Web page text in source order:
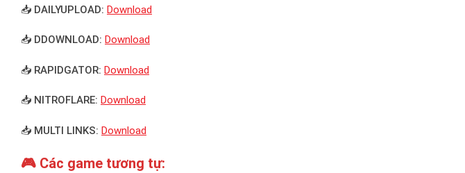
📥 DAILYUPLOAD: Download
📥 DDOWNLOAD: Download
📥 RAPIDGATOR: Download
📥 NITROFLARE: Download
📥 MULTI LINKS: Download
🎮 Các game tương tự: